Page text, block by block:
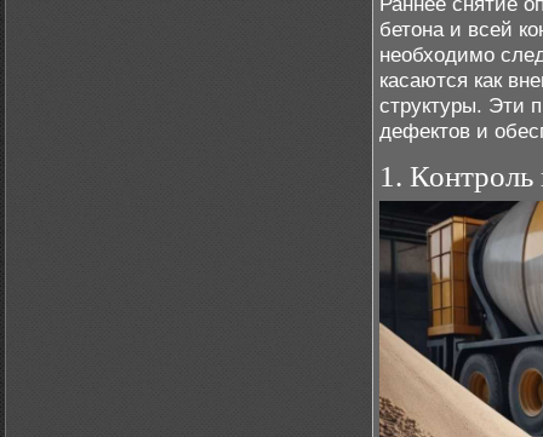
бетона и всей
необходимо
касаются как
структуры. Эти
дефектов и
1. Контроль